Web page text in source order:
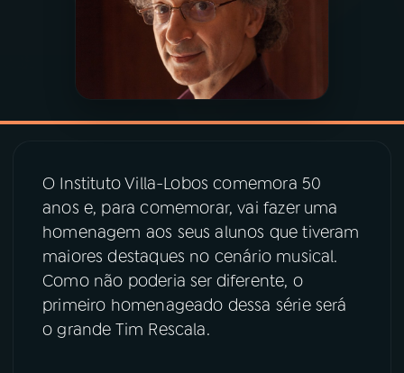
08PRÊMIO RÁDIO MEC
ACOMPANHE A RÁDIO MEC
YouTube Facebook
O Instituto Villa-Lobos comemora 50
anos e, para comemorar, vai fazer uma
homenagem aos seus alunos que tiveram
maiores destaques no cenário musical.
Como não poderia ser diferente, o
primeiro homenageado dessa série será
o grande Tim Rescala.